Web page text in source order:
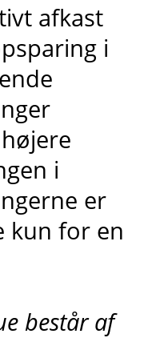
afkast
i
i
er
kun for en
består af